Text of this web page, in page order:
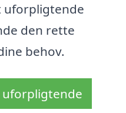
uforpligtende
den rette
behov.
uforpligtende